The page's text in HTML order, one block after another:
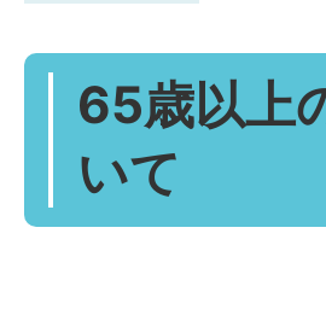
65歳以上
いて